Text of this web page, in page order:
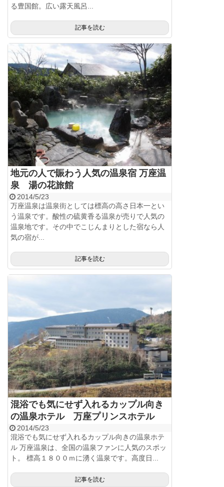
る豊国館。広い露天風呂...
記事を読む
地元の人で賑わう人気の温泉宿 万座温
泉 湯の花旅館
2014/5/23
万座温泉は温泉街としては標高の高さ日本一とい
う温泉です。酸性の硫黄香る温泉が売りで人気の
温泉地です。その中でこじんまりとした宿なら人
気の宿が...
記事を読む
混浴でも気にせず入れるカップル向き
の温泉ホテル 万座プリンスホテル
2014/5/23
混浴でも気にせず入れるカップル向きの温泉ホテ
ル 万座温泉は、全国の温泉ファンに人気のスポッ
ト。 標高１８００ｍに湧く温泉です。高度日...
記事を読む